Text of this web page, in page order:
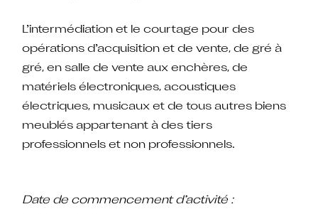
L’intermédiation et le courtage pour des
opérations d’acquisition et de vente, de gré à
gré, en salle de vente aux enchères, de
matériels électroniques, acoustiques
électriques, musicaux et de tous autres biens
meublés appartenant à des tiers
professionnels et non professionnels.
Date de commencement d’activité :